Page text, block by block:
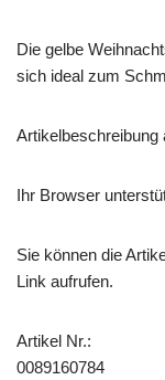
Die gelbe
sich ideal zum
Artikelbeschreibung
Ihr Browser
Sie können die
Link aufrufen.
Artikel Nr.:
0089160784